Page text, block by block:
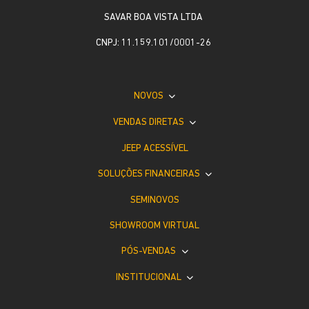
SAVAR BOA VISTA LTDA
CNPJ: 11.159.101/0001-26
NOVOS
VENDAS DIRETAS
JEEP ACESSÍVEL
SOLUÇÕES FINANCEIRAS
SEMINOVOS
SHOWROOM VIRTUAL
PÓS-VENDAS
INSTITUCIONAL